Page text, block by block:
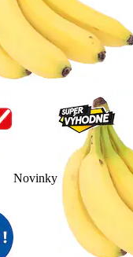
Novinky